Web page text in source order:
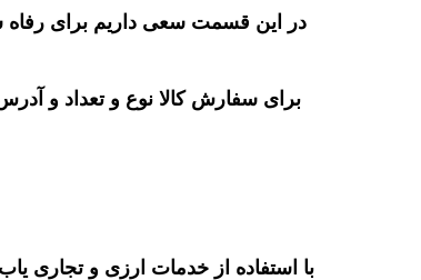
در این قسمت سعی داریم برای رفاه
برای سفارش کالا نوع و تعداد و
با استفاده از خدمات ارزی و تجاری